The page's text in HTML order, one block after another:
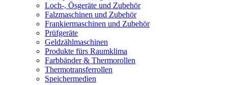
Loch-, Ösgeräte und Zubehör
Falzmaschinen und Zubehör
Frankiermaschinen und Zubehör
Prüfgeräte
Geldzählmaschinen
Produkte fürs Raumklima
Farbbänder & Thermorollen
Thermotransferrollen
Speichermedien